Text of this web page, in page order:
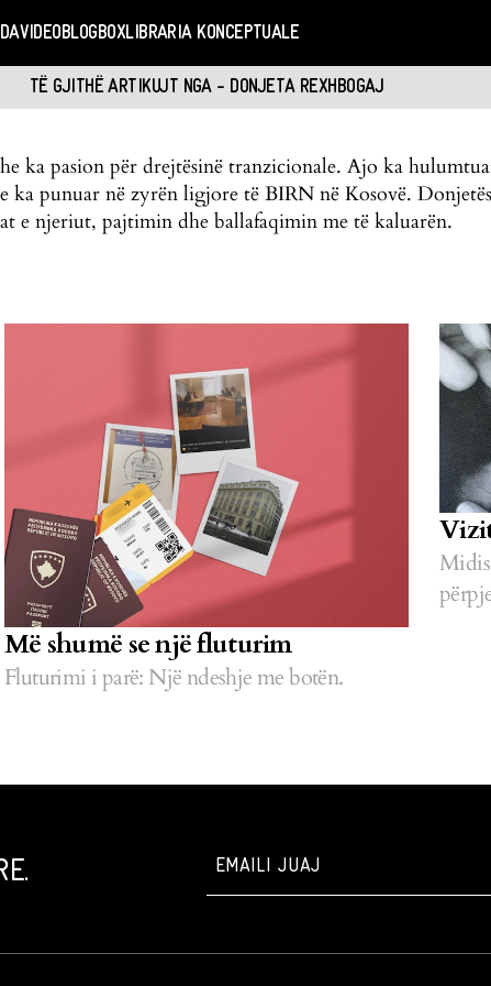
VIDEOBLOGBOXLIBRARIA KONCEPTUALE
TË GJITHË ARTIKUJT NGA - DONJETA REXHBOGAJ
ka pasion për drejtësinë tranzicionale. Ajo ka
ka punuar në zyrën ligjore të BIRN në Kosovë.
e njeriut, pajtimin dhe ballafaqimin me të kaluarën.
Më shumë se një fluturim
Fluturimi i parë: Një ndeshje me botën.
Midis